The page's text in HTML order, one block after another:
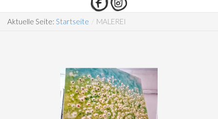
Aktuelle Seite: Startseite / MALEREI